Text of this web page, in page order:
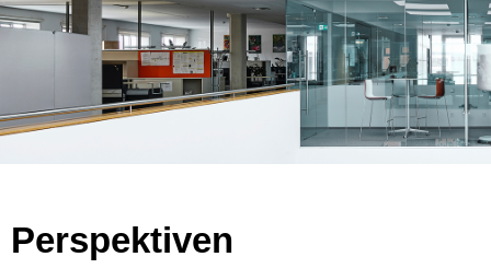
Perspektiven